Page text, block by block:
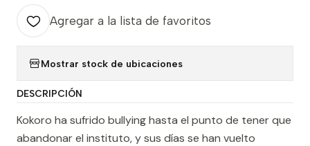
Agregar a la lista de favoritos
Mostrar stock de ubicaciones
DESCRIPCIÓN
Kokoro ha sufrido bullying hasta el punto de tener que
abandonar el instituto, y sus días se han vuelto